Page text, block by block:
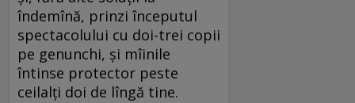
îndemînă, prinzi începutul
spectacolului cu doi-trei copii
pe genunchi, şi mîinile
întinse protector peste
ceilalţi doi de lîngă tine.